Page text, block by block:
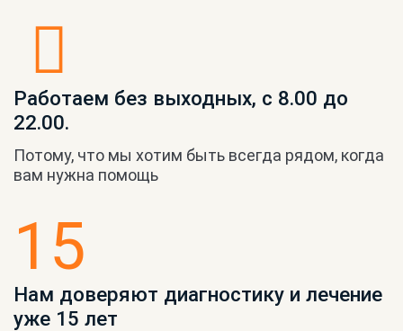
Работаем без выходных, с 8.00 до
22.00.
Потому, что мы хотим быть всегда рядом, когда
вам нужна помощь
15
Нам доверяют диагностику и лечение
уже 15 лет